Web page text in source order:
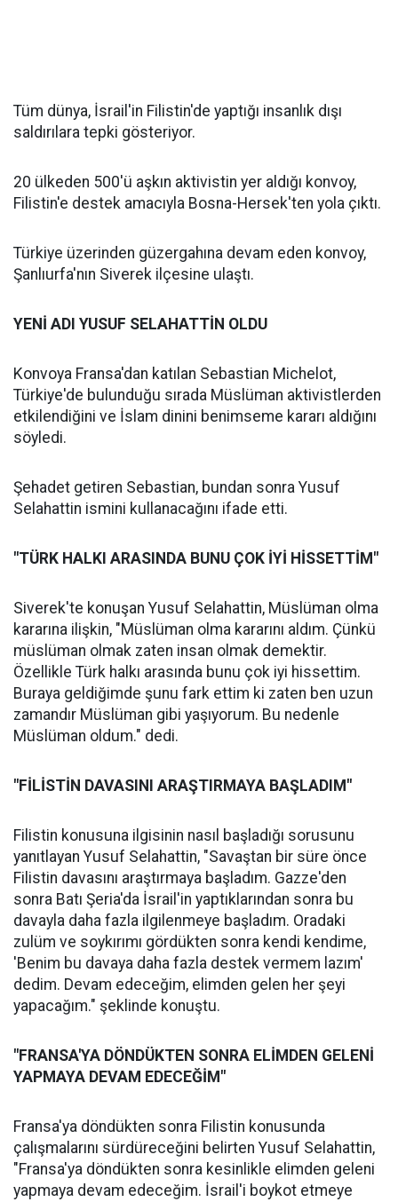
Tüm dünya, İsrail'in Filistin'de yaptığı insanlık dışı
saldırılara tepki gösteriyor.
20 ülkeden 500'ü aşkın aktivistin yer aldığı konvoy,
Filistin'e destek amacıyla Bosna-Hersek'ten yola çıktı.
Türkiye üzerinden güzergahına devam eden konvoy,
Şanlıurfa'nın Siverek ilçesine ulaştı.
YENİ ADI YUSUF SELAHATTİN OLDU
Konvoya Fransa'dan katılan Sebastian Michelot,
Türkiye'de bulunduğu sırada Müslüman aktivistlerden
etkilendiğini ve İslam dinini benimseme kararı aldığını
söyledi.
Şehadet getiren Sebastian, bundan sonra Yusuf
Selahattin ismini kullanacağını ifade etti.
"TÜRK HALKI ARASINDA BUNU ÇOK İYİ HİSSETTİM"
Siverek'te konuşan Yusuf Selahattin, Müslüman olma
kararına ilişkin, "Müslüman olma kararını aldım. Çünkü
müslüman olmak zaten insan olmak demektir.
Özellikle Türk halkı arasında bunu çok iyi hissettim.
Buraya geldiğimde şunu fark ettim ki zaten ben uzun
zamandır Müslüman gibi yaşıyorum. Bu nedenle
Müslüman oldum." dedi.
"FİLİSTİN DAVASINI ARAŞTIRMAYA BAŞLADIM"
Filistin konusuna ilgisinin nasıl başladığı sorusunu
yanıtlayan Yusuf Selahattin, "Savaştan bir süre önce
Filistin davasını araştırmaya başladım. Gazze'den
sonra Batı Şeria'da İsrail'in yaptıklarından sonra bu
davayla daha fazla ilgilenmeye başladım. Oradaki
zulüm ve soykırımı gördükten sonra kendi kendime,
'Benim bu davaya daha fazla destek vermem lazım'
dedim. Devam edeceğim, elimden gelen her şeyi
yapacağım." şeklinde konuştu.
"FRANSA'YA DÖNDÜKTEN SONRA ELİMDEN GELENİ
YAPMAYA DEVAM EDECEĞİM"
Fransa'ya döndükten sonra Filistin konusunda
çalışmalarını sürdüreceğini belirten Yusuf Selahattin,
"Fransa'ya döndükten sonra kesinlikle elimden geleni
yapmaya devam edeceğim. İsrail'i boykot etmeye